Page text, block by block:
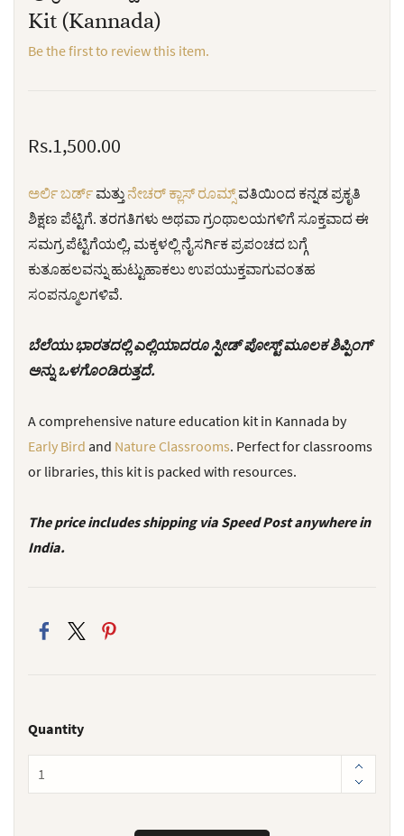
Kit (Kannada)
Be the first to review this item.
Rs.1,500.00
ಅರ್ಲಿ ಬರ್ಡ್ಮತ್ತು ನೇಚರ್ ಕ್ಲಾಸ್ ರೂಮ್ಸ್ವತಿಯಿಂದ ಕನ್ನಡ ಪ್ರಕೃತಿ
ಶಿಕ್ಷಣ ಪೆಟ್ಟಿಗೆ. ತರಗತಿಗಳು ಅಥವಾ ಗ್ರಂಥಾಲಯಗಳಿಗೆ ಸೂಕ್ತವಾದ ಈ
ಸಮಗ್ರ ಪೆಟ್ಟಿಗೆಯಲ್ಲಿ, ಮಕ್ಕಳಲ್ಲಿ ನೈಸರ್ಗಿಕ ಪ್ರಪಂಚದ ಬಗ್ಗೆ
ಕುತೂಹಲವನ್ನು ಹುಟ್ಟುಹಾಕಲು ಉಪಯುಕ್ತವಾಗುವಂತಹ
ಸಂಪನ್ಮೂಲಗಳಿವೆ.
ಬೆಲೆಯು ಭಾರತದಲ್ಲಿ ಎಲ್ಲಿಯಾದರೂ ಸ್ಪೀಡ್ ಪೋಸ್ಟ್ ಮೂಲಕ ಶಿಪ್ಪಿಂಗ್
ಅನ್ನು ಒಳಗೊಂಡಿರುತ್ತದೆ.
A comprehensive nature education kit in Kannada by
Early Bird and Nature Classrooms. Perfect for classrooms
or libraries, this kit is packed with resources.
The price includes shipping via Speed ​​Post anywhere in
India.
Quantity